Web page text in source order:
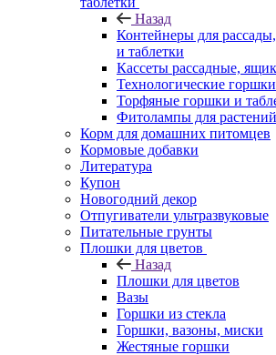
Назад
Контейнеры для
и таблетки
Кассеты рассадные,
Технологические горшки
Торфяные горшки и
Фитолампы для растений
Корм для домашних питомцев
Кормовые добавки
Литература
Купон
Новогодний декор
Отпугиватели ультразвуковые
Питательные грунты
Плошки для цветов
Назад
Плошки для цветов
Вазы
Горшки из стекла
Горшки, вазоны, миски
Жестяные горшки